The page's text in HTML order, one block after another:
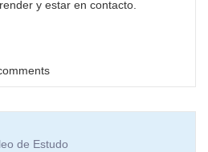
y estar en contacto.
de Estudo